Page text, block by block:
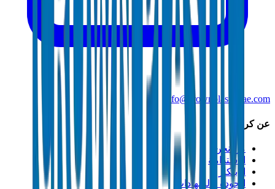
info@crownplasticuae.com
عن كراون
من نحن
الاستدامة
الابتكار
الجودة والشهادات